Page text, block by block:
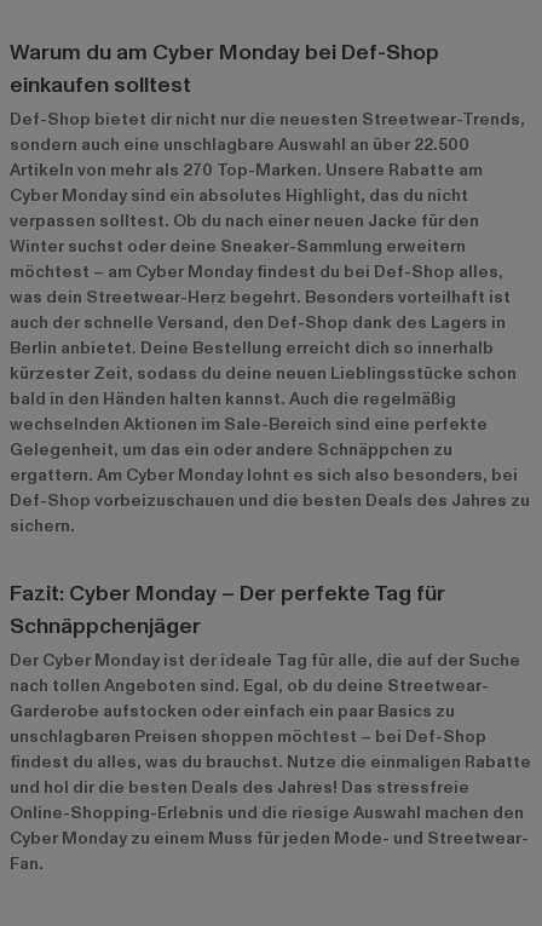
Warum du am Cyber Monday bei Def-Shop
einkaufen solltest
Def-Shop bietet dir nicht nur die neuesten Streetwear-Trends,
sondern auch eine unschlagbare Auswahl an über 22.500
Artikeln von mehr als 270 Top-Marken. Unsere Rabatte am
Cyber Monday sind ein absolutes Highlight, das du nicht
verpassen solltest. Ob du nach einer neuen Jacke für den
Winter suchst oder deine Sneaker-Sammlung erweitern
möchtest – am Cyber Monday findest du bei Def-Shop alles,
was dein Streetwear-Herz begehrt. Besonders vorteilhaft ist
auch der schnelle Versand, den Def-Shop dank des Lagers in
Berlin anbietet. Deine Bestellung erreicht dich so innerhalb
kürzester Zeit, sodass du deine neuen Lieblingsstücke schon
bald in den Händen halten kannst. Auch die regelmäßig
wechselnden Aktionen im Sale-Bereich sind eine perfekte
Gelegenheit, um das ein oder andere Schnäppchen zu
ergattern. Am Cyber Monday lohnt es sich also besonders, bei
Def-Shop vorbeizuschauen und die besten Deals des Jahres zu
sichern.
Fazit: Cyber Monday – Der perfekte Tag für
Schnäppchenjäger
Der Cyber Monday ist der ideale Tag für alle, die auf der Suche
nach tollen Angeboten sind. Egal, ob du deine Streetwear-
Garderobe aufstocken oder einfach ein paar Basics zu
unschlagbaren Preisen shoppen möchtest – bei Def-Shop
findest du alles, was du brauchst. Nutze die einmaligen Rabatte
und hol dir die besten Deals des Jahres! Das stressfreie
Online-Shopping-Erlebnis und die riesige Auswahl machen den
Cyber Monday zu einem Muss für jeden Mode- und Streetwear-
Fan.